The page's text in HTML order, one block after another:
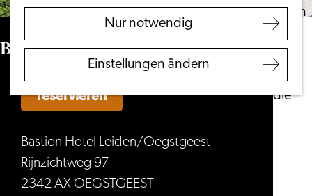
Nur notwendig
Einstellungen ändern
Touristeninformation
Leiden
Entdecken Sie die
Bastion Hotel Leiden/Oegstgeest
Bastion Hotel Leiden/Oegstgeest
Rijnzichtweg 97
2342 AX OEGSTGEEST
reservieren